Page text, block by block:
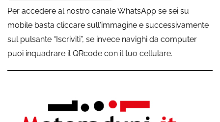
Per accedere al nostro canale WhatsApp se sei su
mobile basta cliccare sull'immagine e successivamente
sul pulsante “Iscriviti”, se invece navighi da computer
puoi inquadrare il QRcode con il tuo cellulare.